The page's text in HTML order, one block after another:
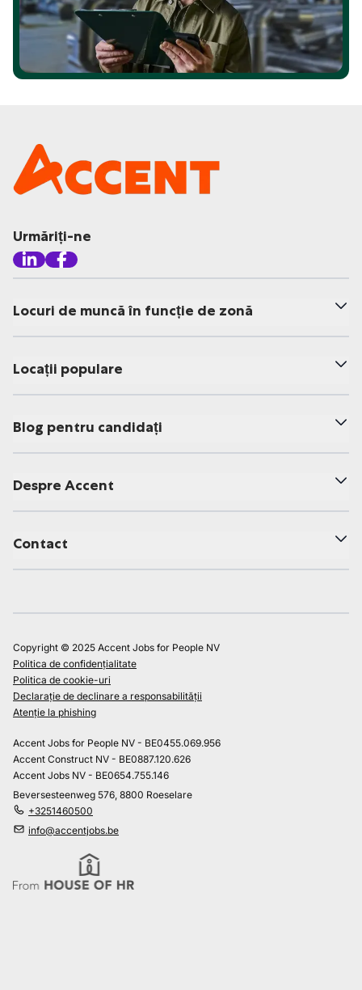
Urmăriți-ne
Locuri de muncă în funcție de zonă
Locații populare
Blog pentru candidați
Despre Accent
Contact
Copyright © 2025 Accent Jobs for People NV
Politica de confidențialitate
Politica de cookie-uri
Declarație de declinare a responsabilității
Atenție la phishing
Accent Jobs for People NV - BE0455.069.956
Accent Construct NV - BE0887.120.626
Accent Jobs NV - BE0654.755.146
Beversesteenweg 576, 8800 Roeselare
+3251460500
info@accentjobs.be